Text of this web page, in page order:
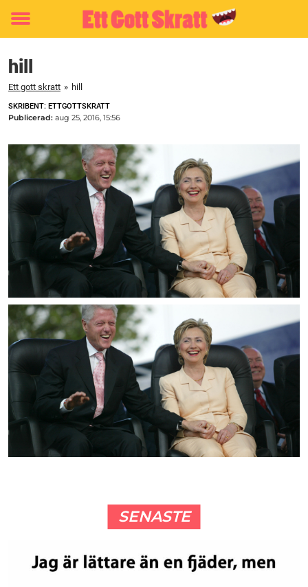
Toggle
hill
Ett gott skratt » hill
SKRIBENT: ETTGOTTSKRATT
Publicerad: aug 25, 2016, 15:56
SENASTE